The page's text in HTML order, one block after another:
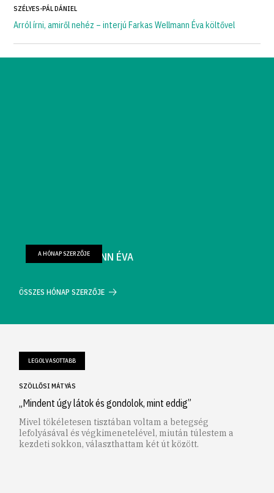
SZÉLYES-PÁL DÁNIEL
Arról írni, amiről nehéz – interjú Farkas Wellmann Éva költővel
FARKAS WELLMANN ÉVA
A HÓNAP SZERZŐJE
ÖSSZES HÓNAP SZERZŐJE
LEGOLVASOTTABB
SZÖLLŐSI MÁTYÁS
„Mindent úgy látok és gondolok, mint eddig”
Mivel tökéletesen tisztában voltam a betegség
lefolyásával és végkimenetelével, miután túlestem a
kezdeti sokkon, választhattam két út között.